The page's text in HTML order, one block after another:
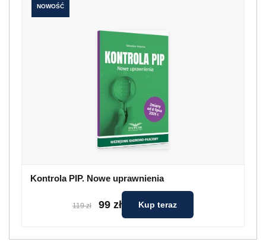
NOWOŚĆ
Kontrola PIP. Nowe uprawnienia
119 zł 99 zł Kup teraz